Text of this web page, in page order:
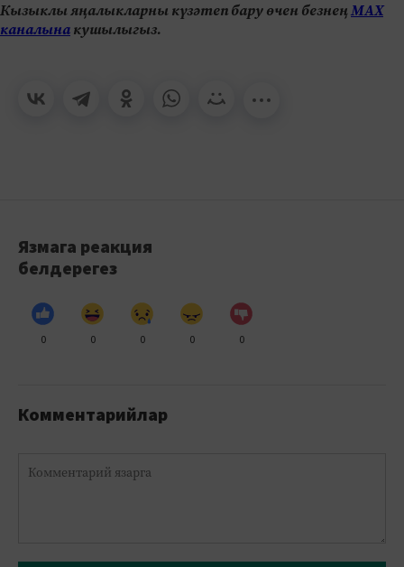
Кызыклы яңалыкларны күзәтеп бару өчен безнеңМАХ
каналынакушылыгыз.
Язмага реакция
белдерегез
0 0 0 0 0
Комментарийлар